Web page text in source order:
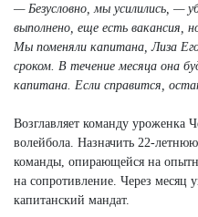
— Безусловно, мы усилились, —
выполнено, еще есть вакансия,
Мы поменяли капитана, Лиза
сроком. В течение месяца она
капитана. Если справится,
Возглавляет команду уроженка
волейбола. Назначить 22-
команды, опирающейся на
на сопротивление. Через месяц
капитанский мандат.